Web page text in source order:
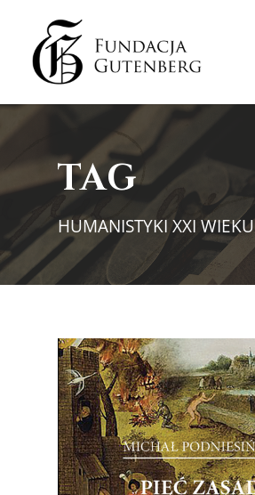
TAG
HUMANISTYKI XXI WIEKU